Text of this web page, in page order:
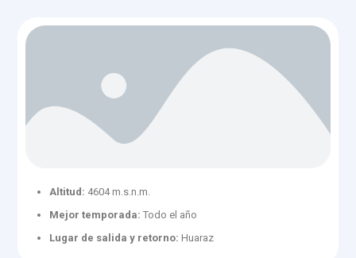
Altitud: 4604 m.s.n.m.
Mejor temporada: Todo el año
Lugar de salida y retorno: Huaraz